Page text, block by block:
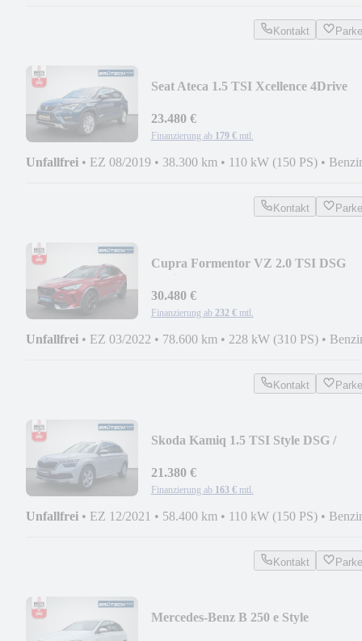
Kontakt
Seat Ateca 1.5 TSI Xcellence 4Drive
23.480 €
Finanzierung ab 179 € mtl.
Unfallfrei • EZ 08/2019 • 38.300 km • 110 kW (150 PS) •
Kontakt
Cupra Formentor VZ 2.0 TSI DSG
30.480 €
Finanzierung ab 232 € mtl.
Unfallfrei • EZ 03/2022 • 78.600 km • 228 kW (310 PS) •
Kontakt
Skoda Kamiq 1.5 TSI Style DSG /
21.380 €
Finanzierung ab 163 € mtl.
Unfallfrei • EZ 12/2021 • 58.400 km • 110 kW (150 PS) •
Kontakt
Mercedes-Benz B 250 e Style